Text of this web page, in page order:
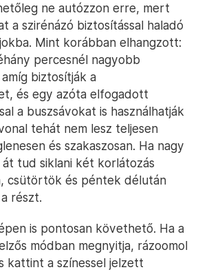
ne autózzon erre, mert
a szirénázó biztosítással haladó
Mint korábban elhangzott:
percesnél nagyobb
biztosítják a
és egy azóta elfogadott
a buszsávokat is használhatják
tehát nem lesz teljesen
és szakaszosan. Ha nagy
át tud siklani két korlátozás
csütörtök és péntek délután
részt.
is pontosan követhető. Ha a
módban megnyitja, rázoomol
kattint a színessel jelzett